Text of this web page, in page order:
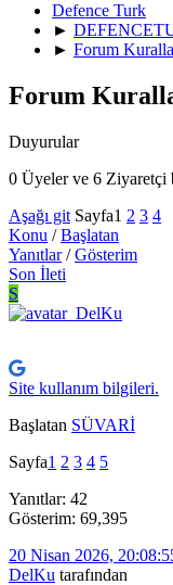
Defence Turk
►
► Forum
Forum
Duyurular
0 Üyeler ve 6 Ziyaretçi
Aşağı git Sayfa1 2 3 4
Konu /Başlatan
Yanıtlar/Gösterim
Son İleti
S
Site kullanım bilgileri.
Başlatan SÜVARİ
Sayfa1 2 3 4 5
Yanıtlar: 42
Gösterim: 69,395
20 Nisan 2026,
DelKu tarafından